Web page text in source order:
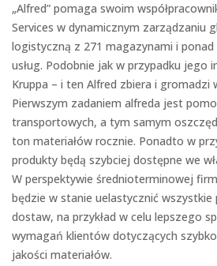
„Alfred” pomaga swoim
Services w dynamicznym zarządzaniu
logistyczną z 271 magazynami i
usług. Podobnie jak w przypadku jego
Kruppa – i ten Alfred zbiera i gromadzi
Pierwszym zadaniem alfreda jest
transportowych, a tym samym
ton materiałów rocznie. Ponadto w
produkty będą szybciej dostępne we
W perspektywie średnioterminowej
będzie w stanie uelastycznić wszystkie
dostaw, na przykład w celu lepszego
wymagań klientów dotyczących
jakości materiałów.